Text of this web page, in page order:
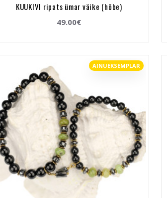
KUUKIVI ripats ümar väike (hõbe)
49.00€
AINUEKSEMPLAR